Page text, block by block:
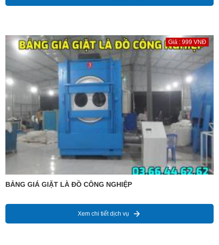
Giá : 999 VNĐ
BẢNG GIÁ GIẶT LÀ ĐỒ CÔNG NGHIỆP
Xem chi tiết dịch vụ